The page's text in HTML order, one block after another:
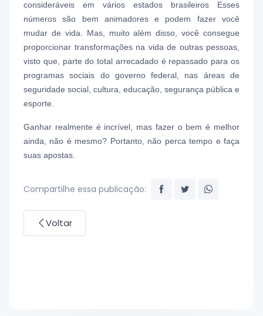
consideráveis em vários estados brasileiros Esses
números são bem animadores e podem fazer você
mudar de vida. Mas, muito além disso, você consegue
proporcionar transformações na vida de outras pessoas,
visto que, parte do total arrecadado é repassado para os
programas sociais do governo federal, nas áreas de
seguridade social, cultura, educação, segurança pública e
esporte.
Ganhar realmente é incrível, mas fazer o bem é melhor
ainda, não é mesmo? Portanto, não perca tempo e faça
suas apostas.
Compartilhe essa publicação:
Voltar